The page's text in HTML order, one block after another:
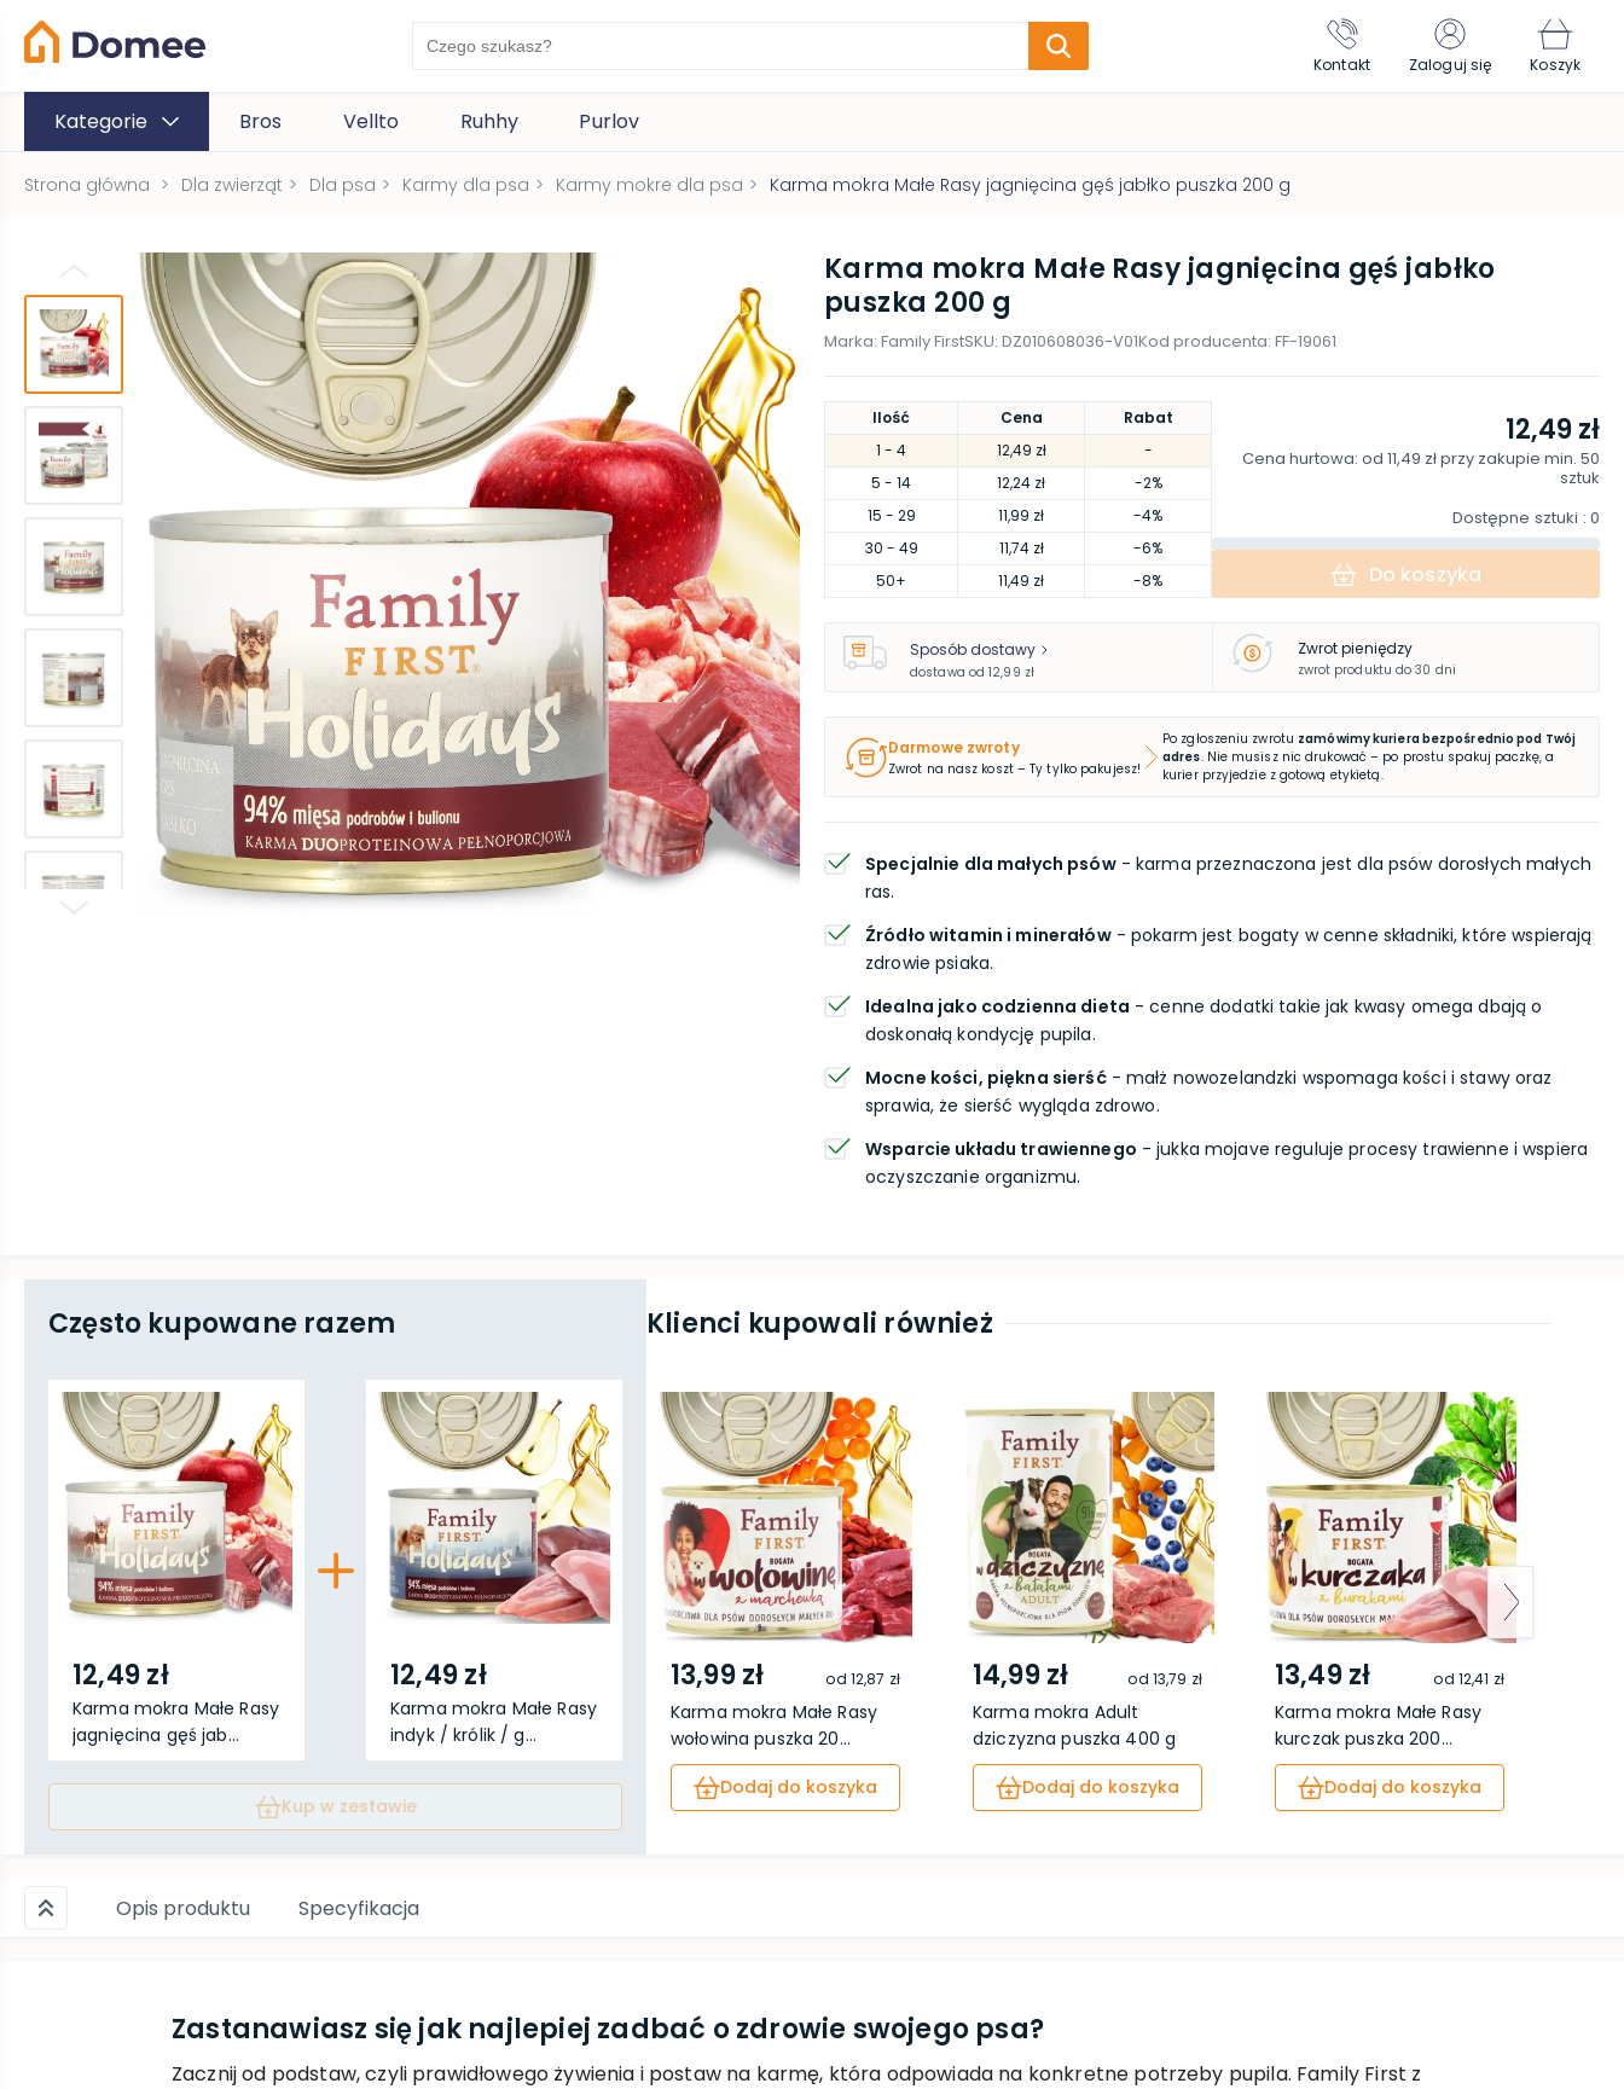
Kontakt Zaloguj się Koszyk
Kategorie Bros Vellto Ruhhy Purlov
Strona główna > Dla zwierząt > Dla psa > Karmy dla psa > Karmy mokre dla psa > Karma mokra Małe Rasy jagnięcina gęś jabłko puszka 200 g
Karma mokra Małe Rasy jagnięcina gęś jabłko
puszka 200 g
Marka: Family FirstSKU: DZ010608036-V01Kod producenta: FF-19061
Ilość Cena
Rabat
1 - 4 12,49 zł
-
5 - 14 12,24 zł
-2%
15 - 29 11,99 zł
-4%
30 - 49 11,74 zł
-6%
50+ 11,49 zł -8%
12,49 zł
Cena hurtowa: od 11,49 złprzy zakupie min. 50
sztuk
Dostępne sztuki : 0
Do koszyka
Sposób dostawy
dostawa od 12,99 zł
Zwrot pieniędzy
zwrot produktu do 30 dni
Darmowe zwroty
Zwrot na nasz koszt – Ty tylko pakujesz!
Po zgłoszeniu zwrotu zamówimy kuriera bezpośrednio pod Twój
adres. Nie musisz nic drukować – po prostu spakuj paczkę, a
kurier przyjedzie z gotową etykietą.
Specjalnie dla małych psów- karma przeznaczona jest dla psów dorosłych małych
ras.
Źródło witamin i minerałów- pokarm jest bogaty w cenne składniki, które wspierają
zdrowie psiaka.
Idealna jako codzienna dieta - cenne dodatki takie jak kwasy omega dbają o
doskonałą kondycję pupila.
Mocne kości, piękna sierść- małż nowozelandzki wspomaga kości i stawy oraz
sprawia, że sierść wygląda zdrowo.
Wsparcie układu trawiennego - jukka mojave reguluje procesy trawienne i wspiera
oczyszczanie organizmu.
Często kupowane razem
12,49 zł
Karma mokra Małe Rasy
jagnięcina gęś jab...
12,49 zł
Karma mokra Małe Rasy
indyk / królik / g...
Kup w zestawie
Klienci kupowali również
13,99 zł od 12,87 zł
Karma mokra Małe Rasy
wołowina puszka 20...
Dodaj do koszyka
14,99 zł od 13,79 zł
Karma mokra Adult
dziczyzna puszka 400 g
Dodaj do koszyka
13,49 zł od 12,41 zł
Karma mokra Małe Rasy
kurczak puszka 200...
Dodaj do koszyka
Opis produktu Specyfikacja
Zastanawiasz się jak najlepiej zadbać o zdrowie swojego psa?
Zacznij od podstaw, czyli prawidłowego żywienia i postaw na karmę, która odpowiada na konkretne potrzeby pupila. Family First z